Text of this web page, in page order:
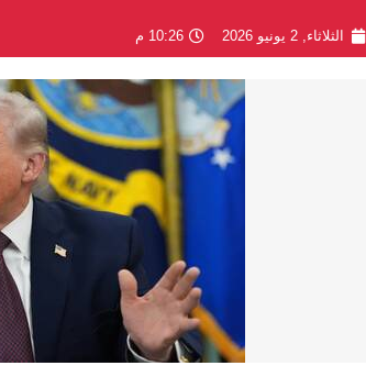
الثلاثاء, 2 يونيو 2026 10:26 م